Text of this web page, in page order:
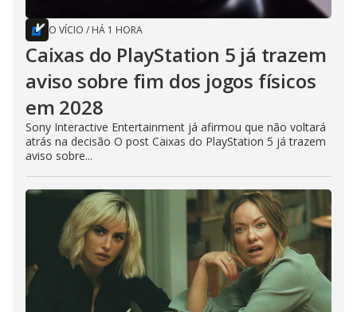
O VÍCIO / HÁ 1 HORA
Caixas do PlayStation 5 já trazem
aviso sobre fim dos jogos físicos
em 2028
Sony Interactive Entertainment já afirmou que não voltará
atrás na decisão O post Caixas do PlayStation 5 já trazem
aviso sobre...